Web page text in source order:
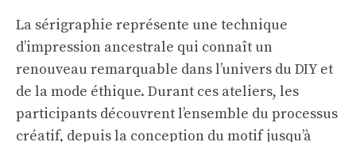
La sérigraphie représente une technique
d’impression ancestrale qui connaît un
renouveau remarquable dans l’univers du DIY et
de la mode éthique. Durant ces ateliers, les
participants découvrent l’ensemble du processus
créatif, depuis la conception du motif jusqu’à